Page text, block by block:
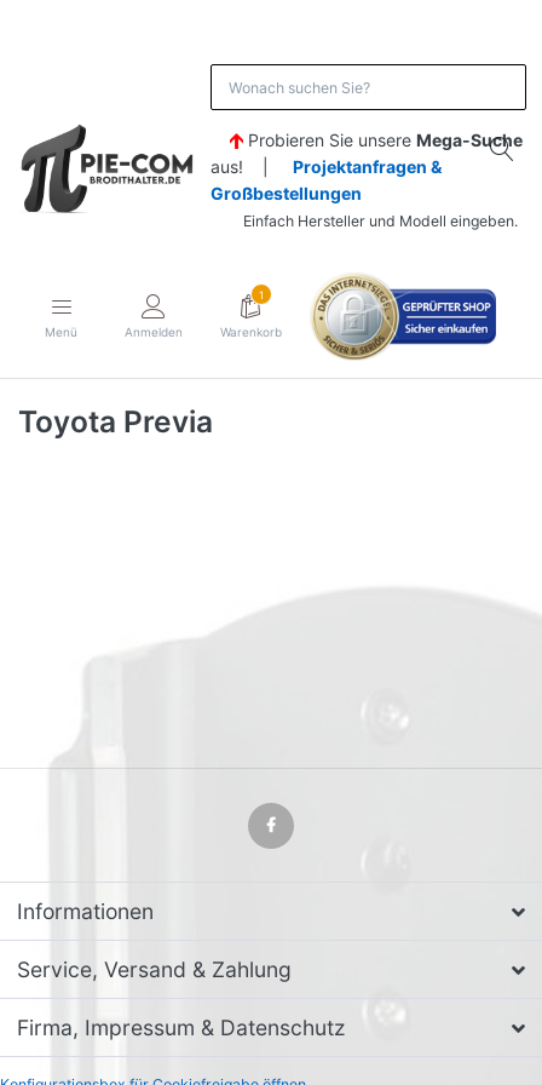
Probieren Sie unsere Mega-Suche
aus! | Projektanfragen &
Großbestellungen
Einfach Hersteller und Modell eingeben.
Menü Anmelden
1
Warenkorb
Toyota Previa
Informationen
Service, Versand & Zahlung
Firma, Impressum & Datenschutz